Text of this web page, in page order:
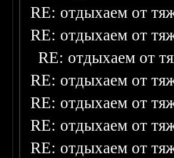
RE: отдыхаем от
RE: отдыхаем от
RE: отдыхаем от
RE: отдыхаем от
RE: отдыхаем от
RE: отдыхаем от
RE: отдыхаем от